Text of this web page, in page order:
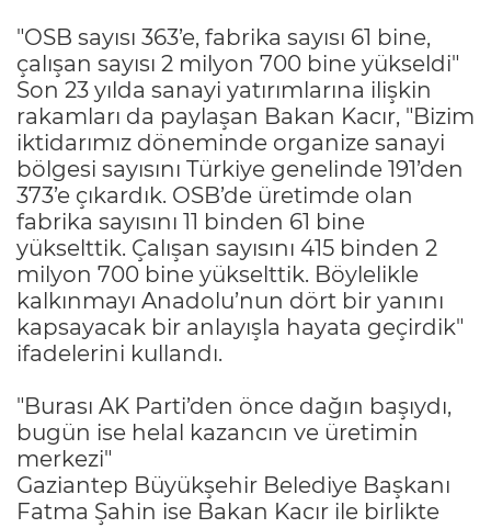
"OSB sayısı 363’e, fabrika sayısı 61 bine,
çalışan sayısı 2 milyon 700 bine yükseldi"
Son 23 yılda sanayi yatırımlarına ilişkin
rakamları da paylaşan Bakan Kacır, "Bizim
iktidarımız döneminde organize sanayi
bölgesi sayısını Türkiye genelinde 191’den
373’e çıkardık. OSB’de üretimde olan
fabrika sayısını 11 binden 61 bine
yükselttik. Çalışan sayısını 415 binden 2
milyon 700 bine yükselttik. Böylelikle
kalkınmayı Anadolu’nun dört bir yanını
kapsayacak bir anlayışla hayata geçirdik"
ifadelerini kullandı.
"Burası AK Parti’den önce dağın başıydı,
bugün ise helal kazancın ve üretimin
merkezi"
Gaziantep Büyükşehir Belediye Başkanı
Fatma Şahin ise Bakan Kacır ile birlikte